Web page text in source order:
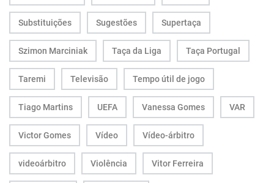
Substituições Sugestões Supertaça
Szimon Marciniak Taça da Liga Taça Portugal
Taremi Televisão Tempo útil de jogo
Tiago Martins UEFA Vanessa Gomes VAR
Victor Gomes Vídeo Vídeo-árbitro
videoárbitro Violência Vitor Ferreira